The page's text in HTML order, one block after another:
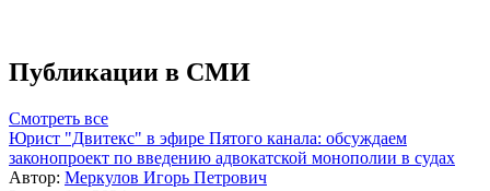
Публикации в СМИ
Смотреть все
Юрист "Двитекс" в эфире Пятого канала: обсуждаем
законопроект по введению адвокатской монополии в судах
Автор: Меркулов Игорь Петрович